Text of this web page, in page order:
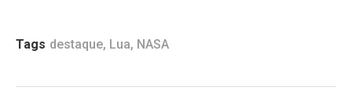
Tags destaque, Lua, NASA